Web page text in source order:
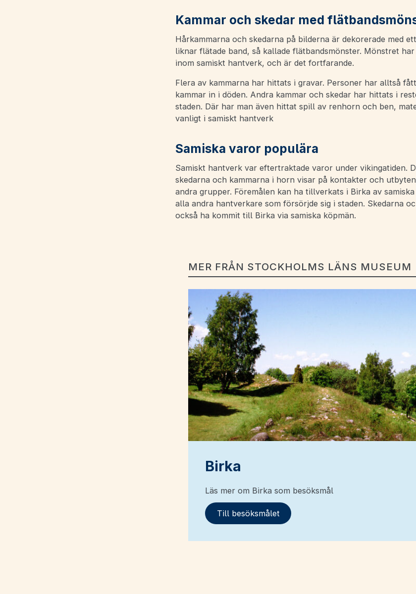
Kammar och skedar med
Hårkammarna och skedarna på bilderna är dekorerade med
liknar flätade band, så kallade flätbandsmönster. Mönstret
inom samiskt hantverk, och är det fortfarande.
Flera av kammarna har hittats i gravar. Personer har alltså
kammar in i döden. Andra kammar och skedar har hittats i
staden. Där har man även hittat spill av renhorn och ben,
vanligt i samiskt hantverk
Samiska varor populära
Samiskt hantverk var eftertraktade varor under vikingatiden.
skedarna och kammarna i horn visar på kontakter och
andra grupper. Föremålen kan ha tillverkats i Birka av
alla andra hantverkare som försörjde sig i staden. Skedarna
också ha kommit till Birka via samiska köpmän.
MER FRÅN STOCKHOLMS LÄNS MUSEUM
Birka
Läs mer om Birka som besöksmål
Till besöksmålet